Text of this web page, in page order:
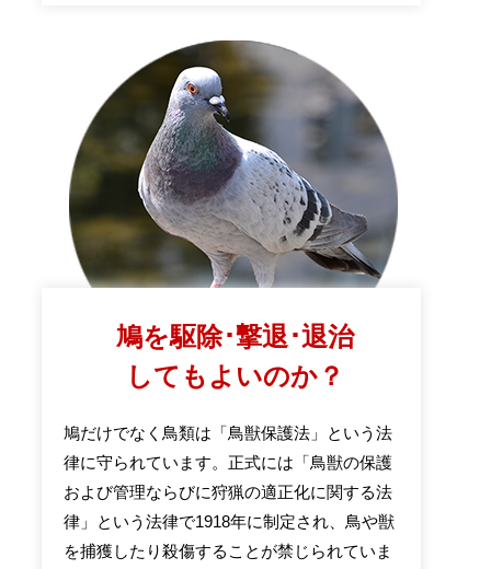
鳩を駆除･撃退･退治
してもよいのか？
鳩だけでなく鳥類は「鳥獣保護法」という法
律に守られています。正式には「鳥獣の保護
および管理ならびに狩猟の適正化に関する法
律」という法律で1918年に制定され、鳥や獣
を捕獲したり殺傷することが禁じられていま